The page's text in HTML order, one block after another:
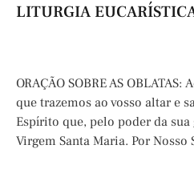
LITURGIA
ORAÇÃO SOBRE AS
que trazemos ao vosso altar e
Espírito que, pelo poder da
Virgem Santa Maria. Por Nosso